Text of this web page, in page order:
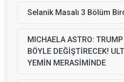
Selanik Masalı 3 Bölüm
MICHAELA ASTRO:
BÖYLE DEĞİŞTİRECEK!
YEMİN MERASİMİNDE